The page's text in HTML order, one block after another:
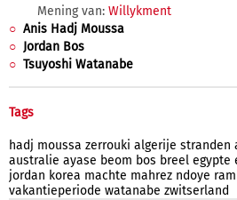
Mening van: Willykment
Anis Hadj Moussa
Jordan Bos
Tsuyoshi Watanabe
Tags
hadj moussa zerrouki algerije stranden
australie ayase beom bos breel egypte
jordan korea machte mahrez ndoye
vakantieperiode watanabe zwitserland